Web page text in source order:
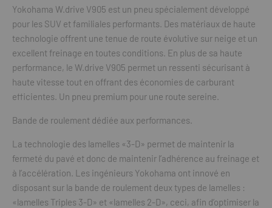
Yokohama W.drive V905 est un pneu spécialement développé
pour les SUV et familiales performants. Des matériaux de haute
technologie offrent une tenue de route évolutive sur neige et un
excellent freinage en toutes conditions. En plus de sa haute
performance, le W.drive V905 permet un ressenti sécurisant à
haute vitesse tout en offrant des économies de carburant
efficientes. Un pneu premium pour une route sereine.
Bande de roulement dédiée aux performances.
La technologie des lamelles «3-D» permet de maintenir la
fermeté du pavé et donc de maintenir l’adhérence au freinage et
à l’accélération. Les ingénieurs Yokohama ont innové en
disposant sur la bande de roulement deux types de lamelles :
«lamelles Triples 3-D» et «lamelles 2-D», ceci, afin d’optimiser la